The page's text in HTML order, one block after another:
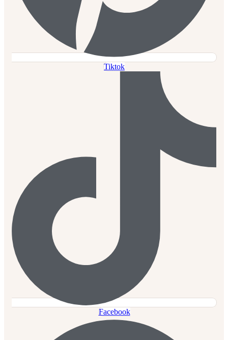
Tiktok
Facebook